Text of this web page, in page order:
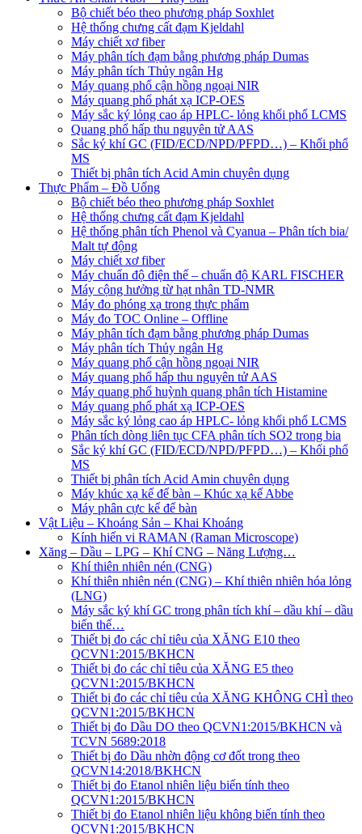
Bộ chiết béo theo phương pháp Soxhlet
Hệ thống chưng cất đạm Kjeldahl
Máy chiết xơ fiber
Máy phân tích đạm bằng phương pháp Dumas
Máy phân tích Thủy ngân Hg
Máy quang phổ cận hồng ngoại NIR
Máy quang phổ phát xạ ICP-OES
Máy sắc ký lỏng cao áp HPLC- lỏng khối phổ LCMS
Quang phổ hấp thu nguyên tử AAS
Sắc ký khí GC (FID/ECD/NPD/PFPD…) – Khối phổ
MS
Thiết bị phân tích Acid Amin chuyên dụng
Thực Phẩm – Đồ Uống
Bộ chiết béo theo phương pháp Soxhlet
Hệ thống chưng cất đạm Kjeldahl
Hệ thống phân tích Phenol và Cyanua – Phân tích bia/
Malt tự động
Máy chiết xơ fiber
Máy chuẩn độ điện thế – chuẩn độ KARL FISCHER
Máy cộng hưởng từ hạt nhân TD-NMR
Máy đo phóng xạ trong thực phẩm
Máy đo TOC Online – Offline
Máy phân tích đạm bằng phương pháp Dumas
Máy phân tích Thủy ngân Hg
Máy quang phổ cận hồng ngoại NIR
Máy quang phổ hấp thu nguyên tử AAS
Máy quang phổ huỳnh quang phân tích Histamine
Máy quang phổ phát xạ ICP-OES
Máy sắc ký lỏng cao áp HPLC- lỏng khối phổ LCMS
Phân tích dòng liên tục CFA phân tích SO2 trong bia
Sắc ký khí GC (FID/ECD/NPD/PFPD…) – Khối phổ
MS
Thiết bị phân tích Acid Amin chuyên dụng
Máy khúc xạ kế để bàn – Khúc xạ kế Abbe
Máy phân cực kế để bàn
Vật Liệu – Khoáng Sản – Khai Khoáng
Kính hiển vi RAMAN (Raman Microscope)
Xăng – Dầu – LPG – Khí CNG – Năng Lượng…
Khí thiên nhiên nén (CNG)
Khí thiên nhiên nén (CNG) – Khí thiên nhiên hóa lỏng
(LNG)
Máy sắc ký khí GC trong phân tích khí – dầu khí – dầu
biến thế…
Thiết bị đo các chỉ tiêu của XĂNG E10 theo
QCVN1:2015/BKHCN
Thiết bị đo các chỉ tiêu của XĂNG E5 theo
QCVN1:2015/BKHCN
Thiết bị đo các chỉ tiêu của XĂNG KHÔNG CHÌ theo
QCVN1:2015/BKHCN
Thiết bị đo Dầu DO theo QCVN1:2015/BKHCN và
TCVN 5689:2018
Thiết bị đo Dầu nhờn động cơ đốt trong theo
QCVN14:2018/BKHCN
Thiết bị đo Etanol nhiên liệu biến tính theo
QCVN1:2015/BKHCN
Thiết bị đo Etanol nhiên liệu không biến tính theo
QCVN1:2015/BKHCN